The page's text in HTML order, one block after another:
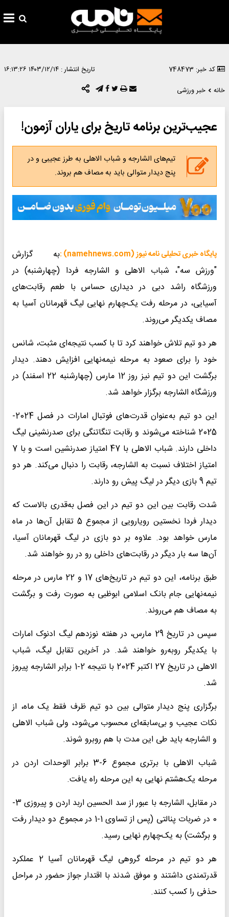
کد خبر: 748473 تاریخ انتشار : ۱۴۰۳/۱۲/۱۴ ۱۶:۱۳:۲۶
خانه
خبر ورزشی
عجیب‌ترین برنامه تاریخ برای یاران آزمون!
تیم‌های الشارجه و شباب الاهلی به طرز عجیبی و در
پنج دیدار متوالی باید به مصاف هم بروند.
پایگاه خبری تحلیلی نامه نیوز (namehnews.com) :
به گزارش
"ورزش سه"، شباب الاهلی و الشارجه فردا (چهارشنبه) در
ورزشگاه راشد دبی در دیداری حساس با طعم رقابت‌های
آسیایی، در مرحله رفت یک‌چهارم نهایی لیگ قهرمانان آسیا به
مصاف یکدیگر می‌روند.
هر دو تیم تلاش خواهند کرد تا با کسب نتیجه‌ای مثبت، شانس
خود را برای صعود به مرحله نیمه‌نهایی افزایش دهند. دیدار
برگشت این دو تیم نیز روز 12 مارس (چهارشنبه 22 اسفند) در
ورزشگاه الشارجه برگزار خواهد شد.
این دو تیم به‌عنوان قدرت‌های فوتبال امارات در فصل 2024-
2025 شناخته می‌شوند و رقابت تنگاتنگی برای صدرنشینی لیگ
داخلی دارند. شباب الاهلی با 47 امتیاز صدرنشین است و با 7
امتیاز اختلاف نسبت به الشارجه، رقابت را دنبال می‌کند. هر دو
تیم 9 بازی دیگر در لیگ پیش رو دارند.
شدت رقابت بین این دو تیم در این فصل به‌قدری بالاست که
دیدار فردا نخستین رویارویی از مجموع 5 تقابل آن‌ها در ماه
مارس خواهد بود. علاوه بر دو بازی در لیگ قهرمانان آسیا،
آن‌ها سه بار دیگر در رقابت‌های داخلی رو در رو خواهند شد.
طبق برنامه، این دو تیم در تاریخ‌های 17 و 22 مارس در مرحله
نیمه‌نهایی جام بانک اسلامی ابوظبی به صورت رفت و برگشت
به مصاف هم می‌روند.
سپس در تاریخ 29 مارس، در هفته نوزدهم لیگ ادنوک امارات
با یکدیگر روبه‌رو خواهند شد. در آخرین تقابل لیگ، شباب
الاهلی در تاریخ 27 اکتبر 2024 با نتیجه 2-1 برابر الشارجه پیروز
شد.
برگزاری پنج دیدار متوالی بین دو تیم ظرف فقط یک ماه، از
نکات عجیب و بی‌سابقه‌ای محسوب می‌شود، ولی شباب الاهلی
و الشارجه باید طی این مدت با هم روبرو شوند.
شباب الاهلی با برتری مجموع 6-3 برابر الوحدات اردن در
مرحله یک‌هشتم نهایی به این مرحله راه یافت.
در مقابل، الشارجه با عبور از سد الحسین اربد اردن و پیروزی 3-
0 در ضربات پنالتی (پس از تساوی 1-1 در مجموع دو دیدار رفت
و برگشت) به یک‌چهارم نهایی رسید.
هر دو تیم در مرحله گروهی لیگ قهرمانان آسیا 2 عملکرد
قدرتمندی داشتند و موفق شدند با اقتدار جواز حضور در مراحل
حذفی را کسب کنند.